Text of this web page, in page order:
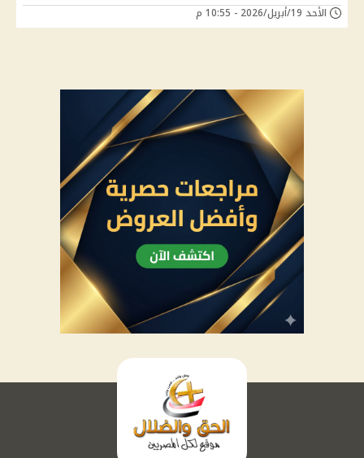
الأحد 19/أبريل/2026 - 10:55 م